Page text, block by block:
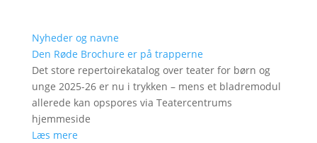
Nyheder og navne
Den Røde Brochure er på trapperne
Det store repertoirekatalog over teater for børn og
unge 2025-26 er nu i trykken – mens et bladremodul
allerede kan opspores via Teatercentrums
hjemmeside
Læs mere